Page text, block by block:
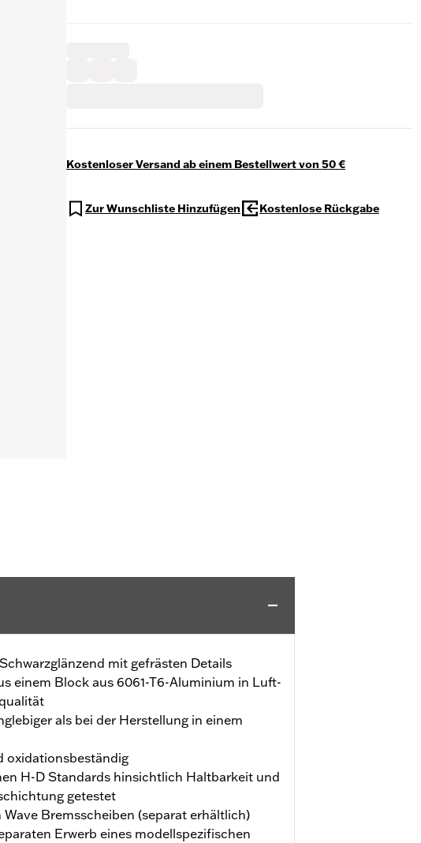
Kostenloser Versand ab einem Bestellwert von 50 €
Zur Wunschliste Hinzufügen Kostenlose Rückgabe
mit gefrästen Details
einem Block aus 6061-T6-Aluminium in Luft-
als bei der Herstellung in einem
oxidationsbeständig
H-D Standards hinsichtlich Haltbarkeit und
getestet
Wave Bremsscheiben (separat erhältlich)
Erwerb eines modellspezifischen